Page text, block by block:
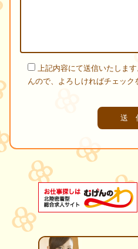
上記内容にて送信いたしま
んので、よろしければチェック